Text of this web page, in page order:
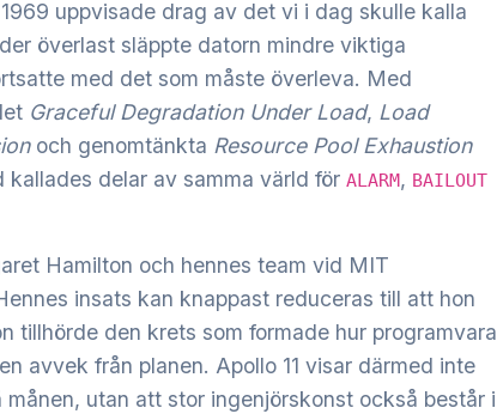
uppvisade drag av det vi i dag skulle kalla
överlast släppte datorn mindre viktiga
med det som måste överleva. Med
Graceful Degradation Under Load, Load
och genomtänkta Resource Pool Exhaustion
kallades delar av samma värld för ALARM, BAILOUT
Hamilton och hennes team vid MIT
insats kan knappast reduceras till att hon
tillhörde den krets som formade hur programvara
avvek från planen. Apollo 11 visar därmed inte
utan att stor ingenjörskonst också består i